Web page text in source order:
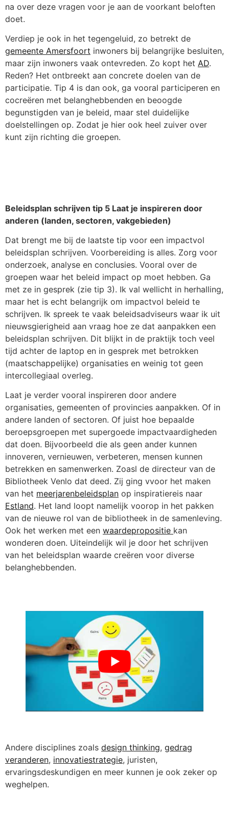
na over deze vragen voor je aan de voorkant beloften
doet.
Verdiep je ook in het tegengeluid, zo betrekt de
gemeente Amersfoort inwoners bij belangrijke besluiten,
maar zijn inwoners vaak ontevreden. Zo kopt het AD.
Reden? Het ontbreekt aan concrete doelen van de
participatie. Tip 4 is dan ook, ga vooral participeren en
cocreëren met belanghebbenden en beoogde
begunstigden van je beleid, maar stel duidelijke
doelstellingen op. Zodat je hier ook heel zuiver over
kunt zijn richting die groepen.
Beleidsplan schrijven tip 5 Laat je inspireren door
anderen (landen, sectoren, vakgebieden)
Dat brengt me bij de laatste tip voor een impactvol
beleidsplan schrijven. Voorbereiding is alles. Zorg voor
onderzoek, analyse en conclusies. Vooral over de
groepen waar het beleid impact op moet hebben. Ga
met ze in gesprek (zie tip 3). Ik val wellicht in herhalling,
maar het is echt belangrijk om impactvol beleid te
schrijven. Ik spreek te vaak beleidsadviseurs waar ik uit
nieuwsgierigheid aan vraag hoe ze dat aanpakken een
beleidsplan schrijven. Dit blijkt in de praktijk toch veel
tijd achter de laptop en in gesprek met betrokken
(maatschappelijke) organisaties en weinig tot geen
intercollegiaal overleg.
Laat je verder vooral inspireren door andere
organisaties, gemeenten of provincies aanpakken. Of in
andere landen of sectoren. Of juist hoe bepaalde
beroepsgroepen met supergoede impactvaardigheden
dat doen. Bijvoorbeeld die als geen ander kunnen
innoveren, vernieuwen, verbeteren, mensen kunnen
betrekken en samenwerken. Zoasl de directeur van de
Bibliotheek Venlo dat deed. Zij ging vvoor het maken
van het meerjarenbeleidsplan op inspiratiereis naar
Estland. Het land loopt namelijk voorop in het pakken
van de nieuwe rol van de bibliotheek in de samenleving.
Ook het werken met een waardepropositie kan
wonderen doen. Uiteindelijk wil je door het schrijven
van het beleidsplan waarde creëren voor diverse
belanghebbenden.
Andere disciplines zoals design thinking, gedrag
veranderen, innovatiestrategie, juristen,
ervaringsdeskundigen en meer kunnen je ook zeker op
weghelpen.